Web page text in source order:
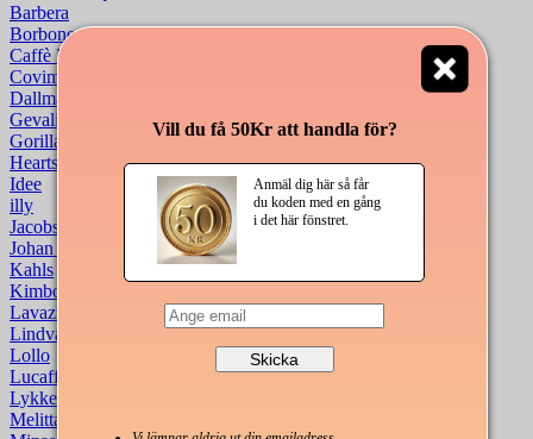
Barbera
Borbone
Caffè Mauro
Covim
Dallmayr
Gevalia
Gorilla
Hearts
Idee
illy
Jacobs Krönung
Johan & Nyström
Kahls
Kimbo
Lavazza
Lindvalls
Lollo
Lucaffé
Lykke
Melitta
Vill du få 50Kr att handla för?
Anmäl dig här så får
du koden med en gång
i det här fönstret.